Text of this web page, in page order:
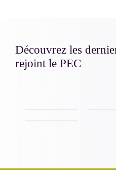
Découvrez les
rejoint le PEC